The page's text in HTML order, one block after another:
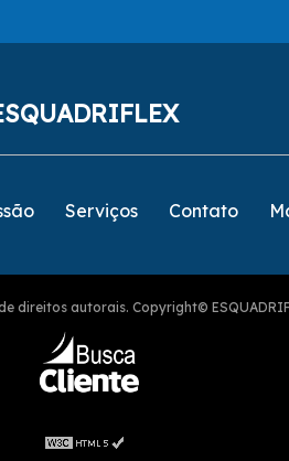
Serviços Contato
direitos autorais. Copyright©